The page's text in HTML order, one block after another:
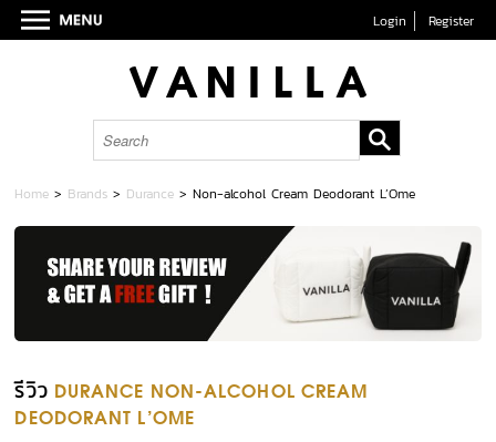
Login Register
Home > Brands > Durance >Non-alcohol Cream Deodorant L’Ome
รีวิว DURANCE NON-ALCOHOL CREAM
DEODORANT L’OME